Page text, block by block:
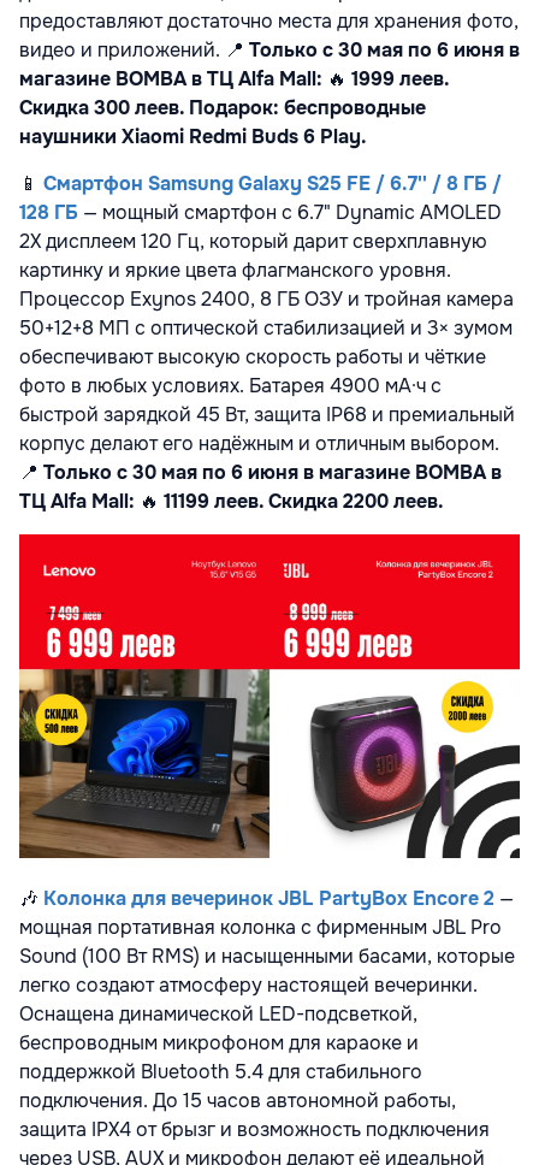
предоставляют достаточно места для хранения фото,
видео и приложений. 📍 Только с 30 мая по 6 июня в
магазине BOMBA в ТЦ Alfa Mall: 🔥 1999 леев.
Скидка 300 леев. Подарок: беспроводные
наушники Xiaomi Redmi Buds 6 Play.
📱 Смартфон Samsung Galaxy S25 FE / 6.7'' / 8 ГБ /
128 ГБ — мощный смартфон с 6.7" Dynamic AMOLED
2X дисплеем 120 Гц, который дарит сверхплавную
картинку и яркие цвета флагманского уровня.
Процессор Exynos 2400, 8 ГБ ОЗУ и тройная камера
50+12+8 МП с оптической стабилизацией и 3× зумом
обеспечивают высокую скорость работы и чёткие
фото в любых условиях. Батарея 4900 мА·ч с
быстрой зарядкой 45 Вт, защита IP68 и премиальный
корпус делают его надёжным и отличным выбором.
📍 Только с 30 мая по 6 июня в магазине BOMBA в
ТЦ Alfa Mall: 🔥 11199 леев. Скидка 2200 леев.
🎶 Колонка для вечеринок JBL PartyBox Encore 2 —
мощная портативная колонка с фирменным JBL Pro
Sound (100 Вт RMS) и насыщенными басами, которые
легко создают атмосферу настоящей вечеринки.
Оснащена динамической LED-подсветкой,
беспроводным микрофоном для караоке и
поддержкой Bluetooth 5.4 для стабильного
подключения. До 15 часов автономной работы,
защита IPX4 от брызг и возможность подключения
через USB, AUX и микрофон делают её идеальной